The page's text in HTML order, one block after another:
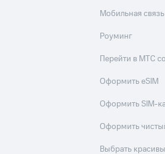
Мобильная связь
Роуминг
Перейти в МТС
Оформить eSIM
Оформить SIM-
Оформить
Выбрать